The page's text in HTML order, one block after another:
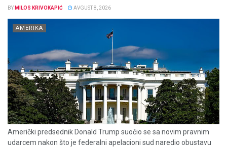
BY MILOS KRIVOKAPIĆ AVGUST 8, 2026
AMERIKA
Američki predsednik Donald Trump suočio se sa novim pravnim
udarcem nakon što je federalni apelacioni sud naredio obustavu